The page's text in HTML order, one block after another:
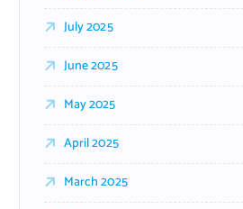
July 2025
June 2025
May 2025
April 2025
March 2025